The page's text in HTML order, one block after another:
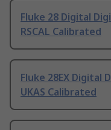
Fluke 28 Digital
RSCAL Calibrated
Fluke 28EX Digital
UKAS Calibrated